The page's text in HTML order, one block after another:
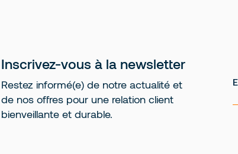
Inscrivez-vous à la newsletter
Restez informé(e) de notre actualité et
de nos offres pour une relation client
bienveillante et durable.